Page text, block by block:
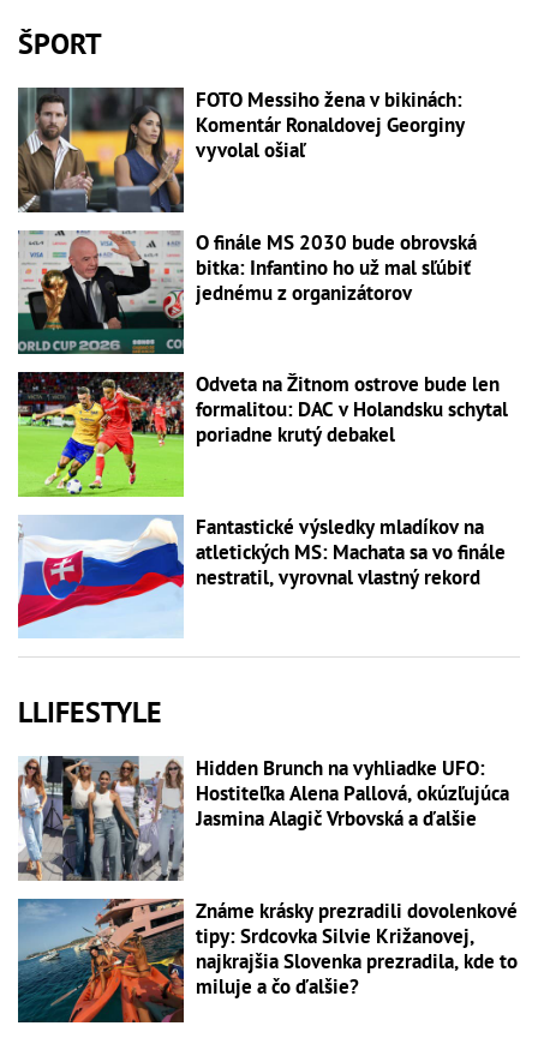
ŠPORT
FOTO Messiho žena v bikinách:
Komentár Ronaldovej Georginy
vyvolal ošiaľ
O finále MS 2030 bude obrovská
bitka: Infantino ho už mal sľúbiť
jednému z organizátorov
Odveta na Žitnom ostrove bude len
formalitou: DAC v Holandsku schytal
poriadne krutý debakel
Fantastické výsledky mladíkov na
atletických MS: Machata sa vo finále
nestratil, vyrovnal vlastný rekord
LLIFESTYLE
Hidden Brunch na vyhliadke UFO:
Hostiteľka Alena Pallová, okúzľujúca
Jasmina Alagič Vrbovská a ďalšie
Známe krásky prezradili dovolenkové
tipy: Srdcovka Silvie Križanovej,
najkrajšia Slovenka prezradila, kde to
miluje a čo ďalšie?